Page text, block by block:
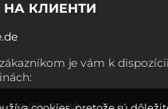
КЛИЕНТИ
je vám k